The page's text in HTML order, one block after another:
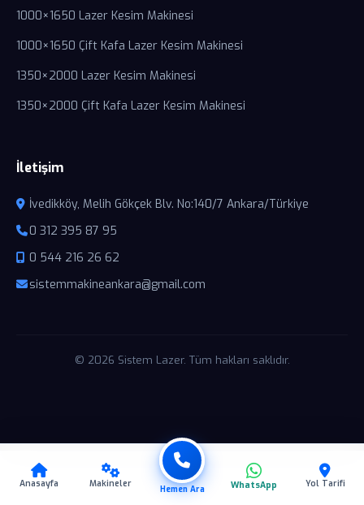
1000×1650 Lazer Kesim Makinesi
1000×1650 Çift Kafa Lazer Kesim Makinesi
1350×2000 Lazer Kesim Makinesi
1350×2000 Çift Kafa Lazer Kesim Makinesi
İletişim
İvedikköy, Melih Gökçek Blv. No:140/7 Ankara/Türkiye
0 312 395 87 95
0 544 216 26 62
sistemmakineankara@gmail.com
© 2026 Sistem Lazer. Tüm hakları saklıdır.
Anasayfa Makineler
Hemen Ara WhatsApp Yol Tarifi